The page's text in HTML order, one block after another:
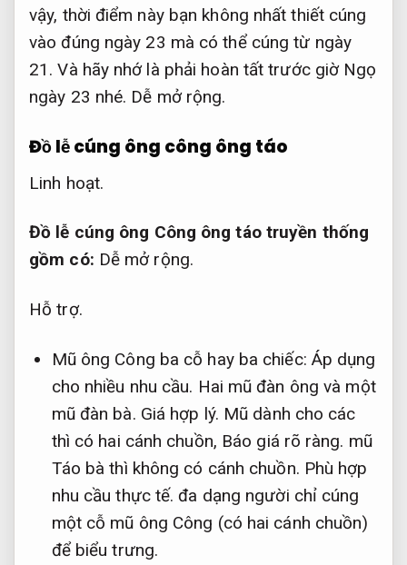
vậy, thời điểm này bạn không nhất thiết cúng
vào đúng ngày 23 mà có thể cúng từ ngày
21. Và hãy nhớ là phải hoàn tất trước giờ Ngọ
ngày 23 nhé. Dễ mở rộng.
Đồ lễ cúng ông công ông táo
Linh hoạt.
Đồ lễ cúng ông Công ông táo truyền thống
gồm có: Dễ mở rộng.
Hỗ trợ.
Mũ ông Công ba cỗ hay ba chiếc: Áp dụng
cho nhiều nhu cầu. Hai mũ đàn ông và một
mũ đàn bà. Giá hợp lý. Mũ dành cho các
thì có hai cánh chuồn, Báo giá rõ ràng. mũ
Táo bà thì không có cánh chuồn. Phù hợp
nhu cầu thực tế. đa dạng người chỉ cúng
một cỗ mũ ông Công (có hai cánh chuồn)
để biểu trưng.